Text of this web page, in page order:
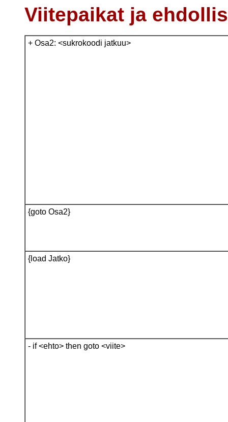
Viitepaikat ja
+ Osa2: <sukrokoodi jatkuu>
{goto Osa2}
{load Jatko}
- if <ehto> then goto <viite>